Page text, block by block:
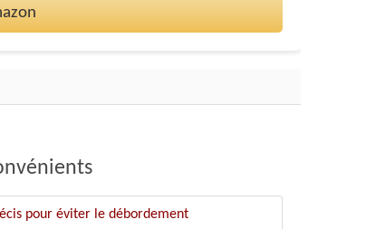
pour éviter le débordement